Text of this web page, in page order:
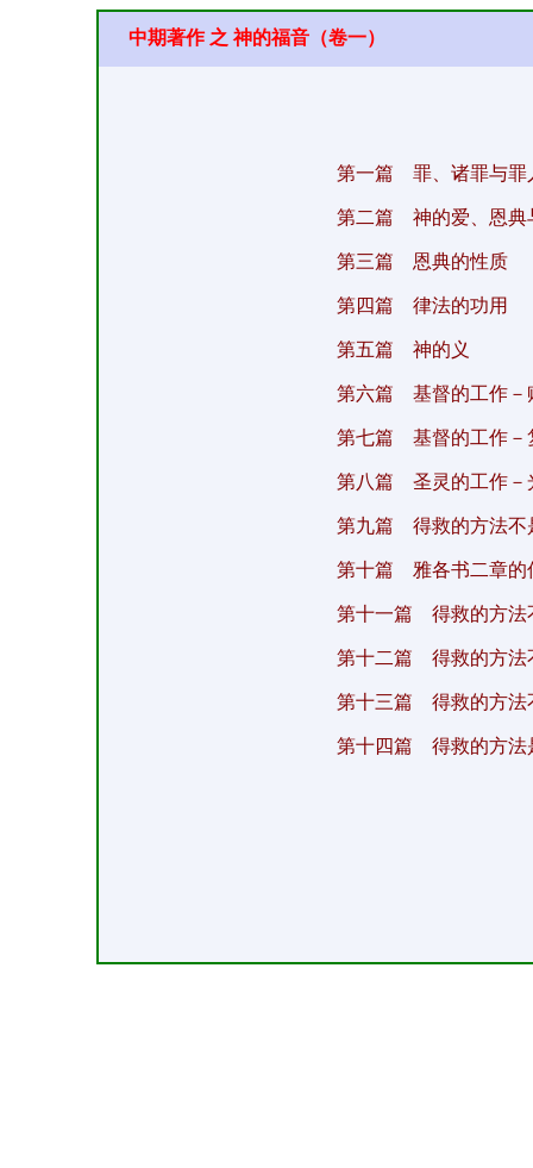
中期著作 之 神的福音（卷一）
第一篇 罪、诸罪与罪
第二篇 神的爱、恩典
第三篇 恩典的性质
第四篇 律法的功用
第五篇 神的义
第六篇 基督的工作－
第七篇 基督的工作－
第八篇 圣灵的工作－
第九篇 得救的方法不
第十篇 雅各书二章的
第十一篇 得救的方法
第十二篇 得救的方法
第十三篇 得救的方法
第十四篇 得救的方法